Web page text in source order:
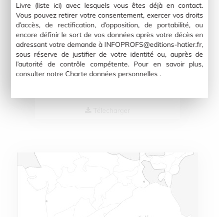
Télecharger
Livre (liste ici) avec lesquels vous êtes déjà en contact.
Vous pouvez retirer votre consentement, exercer vos droits
d’accès, de rectification, d’opposition, de portabilité, ou
encore définir le sort de vos données après votre décès en
adressant votre demande à INFOPROFS@editions-hatier.fr,
sous réserve de justifier de votre identité ou, auprès de
l’autorité de contrôle compétente. Pour en savoir plus,
consulter notre Charte données personnelles .